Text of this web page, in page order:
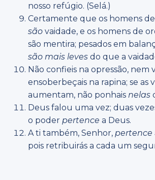
nosso refúgio. (Selá.)
Certamente que os homens de
são vaidade, e os homens de
são mentira; pesados em
são mais leves do que a
Não confieis na opressão, nem
ensoberbeçais na rapina; se as
aumentam, não ponhais nelas
Deus falou uma vez; duas
o poder pertence a Deus.
A ti também, Senhor, pertence
pois retribuirás a cada um